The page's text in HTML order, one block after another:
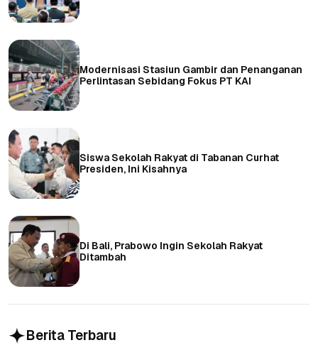
Modernisasi Stasiun Gambir dan Penanganan
Perlintasan Sebidang Fokus PT KAI
Siswa Sekolah Rakyat di Tabanan Curhat
Presiden, Ini Kisahnya
Di Bali, Prabowo Ingin Sekolah Rakyat
Ditambah
Berita Terbaru